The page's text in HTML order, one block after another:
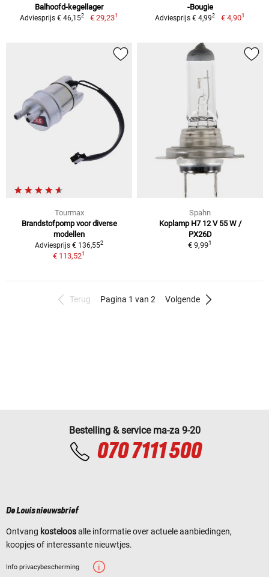
Balhoofd-kegellager
Adviesprijs € 46,152 € 29,231
-Bougie
Adviesprijs € 4,992 € 4,901
Tourmax
Brandstofpomp voor diverse
modellen
Adviesprijs € 136,552
€ 113,521
Spahn
Koplamp H7 12 V 55 W /
PX26D
€ 9,991
Terug Pagina 1 van 2 Volgende
Bestelling & service ma-za 9-20
070 7111 500
De Louis nieuwsbrief
Ontvang kosteloosalle informatie over actuele aanbiedingen,
koopjes of interessante nieuwtjes.
Info privacybescherming